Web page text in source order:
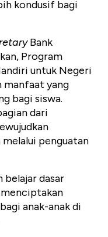
kondusif bagi
Bank
Program
untuk Negeri
manfaat yang
bagi siswa.
dari
melalui penguatan
belajar dasar
anak-anak di